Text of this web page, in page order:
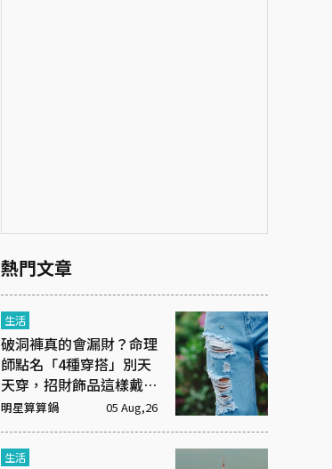
熱門文章
生活
破洞褲真的會漏財？命理
師點名「4種穿搭」別天
天穿，招財飾品這樣戴才
有效
明星算算鍋 05 Aug,26
生活